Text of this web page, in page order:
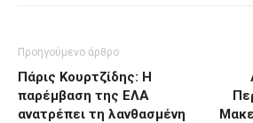
Προηγούμενο άρθρο
Πάρις Κουρτζίδης: Η
παρέμβαση της ΕΛΑ
ανατρέπει τη λανθασμένη